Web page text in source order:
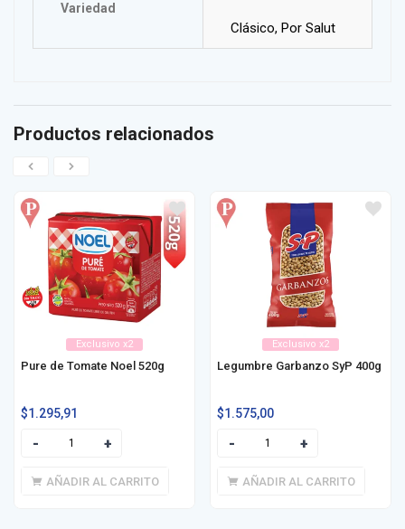
Variedad
Clásico, Por Salut
Productos relacionados
Exclusivo x2
Pure de Tomate Noel 520g
$1.295,91
AÑADIR AL CARRITO
Exclusivo x2
Legumbre Garbanzo SyP 400g
$1.575,00
AÑADIR AL CARRITO